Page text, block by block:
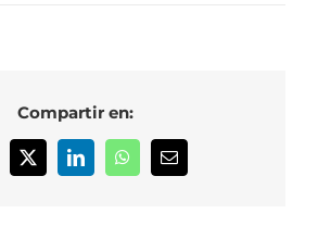
Compartir en:
X LinkedInWhatsAppCorreo